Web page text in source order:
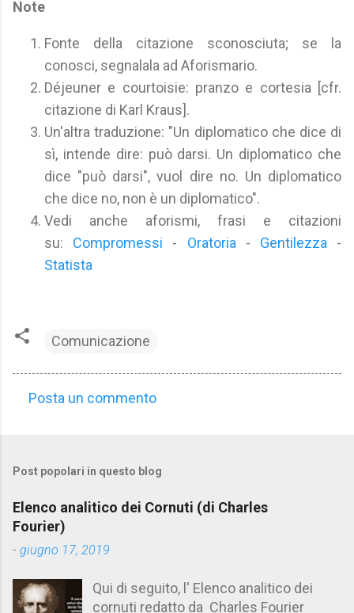
Note
Fonte della citazione sconosciuta; se la
conosci, segnalala ad Aforismario.
Déjeuner e courtoisie: pranzo e cortesia [cfr.
citazione di Karl Kraus].
Un'altra traduzione: "Un diplomatico che dice di
sì, intende dire: può darsi. Un diplomatico che
dice "può darsi", vuol dire no. Un diplomatico
che dice no, non è un diplomatico".
Vedi anche aforismi, frasi e citazioni
su: Compromessi - Oratoria - Gentilezza -
Statista
Comunicazione
m
e
n
t
Posta un commento
Post popolari in questo blog
Elenco analitico dei Cornuti (di Charles
Fourier)
- giugno 17, 2019
Qui di seguito, l' Elenco analitico dei
cornuti redatto da Charles Fourier